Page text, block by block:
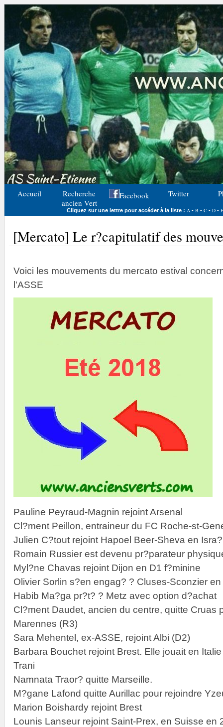
Accueil
Recherche
ancien Vert
Facebook Twitter
Cliquez sur une lettre pour accéder à la liste : A - B - C- D- E
[Mercato] Le r?capitulatif des
Voici les mouvements du mercato estival
l'ASSE
Pauline Peyraud-Magnin rejoint Arsenal
Cl?ment Peillon, entraineur du FC Roche-st-
Julien C?tout rejoint Hapoel Beer-Sheva en
Romain Russier est devenu pr?parateur
Myl?ne Chavas rejoint Dijon en D1 f?minine
Olivier Sorlin s?en engag? ? Cluses-Sconzier en
Habib Ma?ga pr?t? ? Metz avec option d?achat
Cl?ment Daudet, ancien du centre, quitte Cruas
Marennes (R3)
Sara Mehentel, ex-ASSE, rejoint Albi (D2)
Barbara Bouchet rejoint Brest. Elle jouait en
Trani
Namnata Traor? quitte Marseille.
M?gane Lafond quitte Aurillac pour rejoindre
Marion Boishardy rejoint Brest
Lounis Lanseur rejoint Saint-Prex, en Suisse en